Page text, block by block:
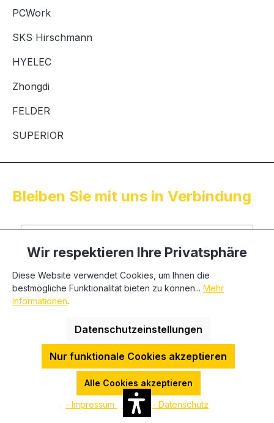
PCWork
SKS Hirschmann
HYELEC
Zhongdi
FELDER
SUPERIOR
Bleiben Sie mit uns in Verbindung
genutzt werden, um werbliche E-Mails zu erhalten, und
weiß, dass ich dies jederzeit via email an
info@schwick.de widerrufen kann.
Anmelden
Für den Versand unserer Newsletter nutzen wir rapidmail. Mit
Wir respektieren Ihre Privatsphäre
Diese Website verwendet Cookies, um Ihnen die
bestmögliche Funktionalität bieten zu können... Mehr
Informationen.
Datenschutzeinstellungen
Nur funktionale Cookies akzeptieren
Alle Cookies akzeptieren
- Impressum - AGB - Datenschutz